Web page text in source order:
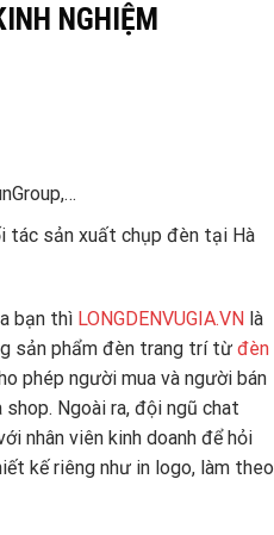
NGHIỆM
tác sản xuất chụp đèn tại Hà
bạn thì LONGDENVUGIA.VN là
sản phẩm đèn trang trí từ đèn
phép người mua và người bán
Ngoài ra, đội ngũ chat
nhân viên kinh doanh để hỏi
kế riêng như in logo, làm theo